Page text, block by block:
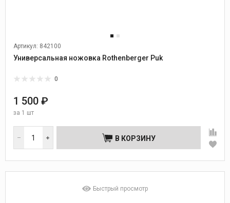
Артикул: 842100
Универсальная ножовка Rothenberger Puk
0
1 500 ₽
за 1 шт
В КОРЗИНУ
Быстрый просмотр